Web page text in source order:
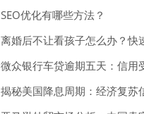
SEO优化有哪些方法？
离婚后不让看孩子怎么办？快
基础与应对措施
微众银行车贷逾期五天：信用
如何避免严重后果？
揭秘美国降息周期：经济复苏